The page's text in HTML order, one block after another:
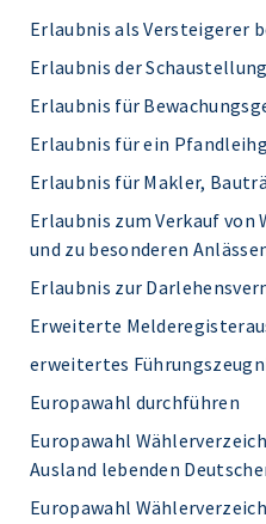
Erlaubnis als Versteigerer
Erlaubnis der
Erlaubnis für
Erlaubnis für ein
Erlaubnis für Makler,
Erlaubnis zum Verkauf von
und zu besonderen
Erlaubnis zur
Erweiterte
erweitertes
Europawahl durchführen
Europawahl
Ausland lebenden
Europawahl